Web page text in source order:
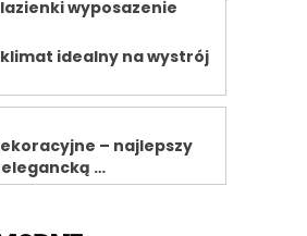
idealny na wystrój
– najlepszy
…